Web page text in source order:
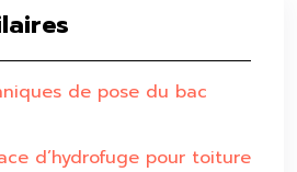
de pose du bac
d’hydrofuge pour toiture